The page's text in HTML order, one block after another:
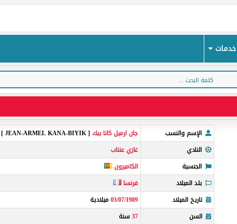
خدمات
الإسم والنسب جان ارميل كانا بيك [ JEAN-ARMEL KANA-BIYIK ]
النادي
غازي عنتاب
الجنسية
الكاميرون
بلد الميلاد
فرنسا
تاريخ الميلاد
03/07/1989ميلادية
السن
37سنة